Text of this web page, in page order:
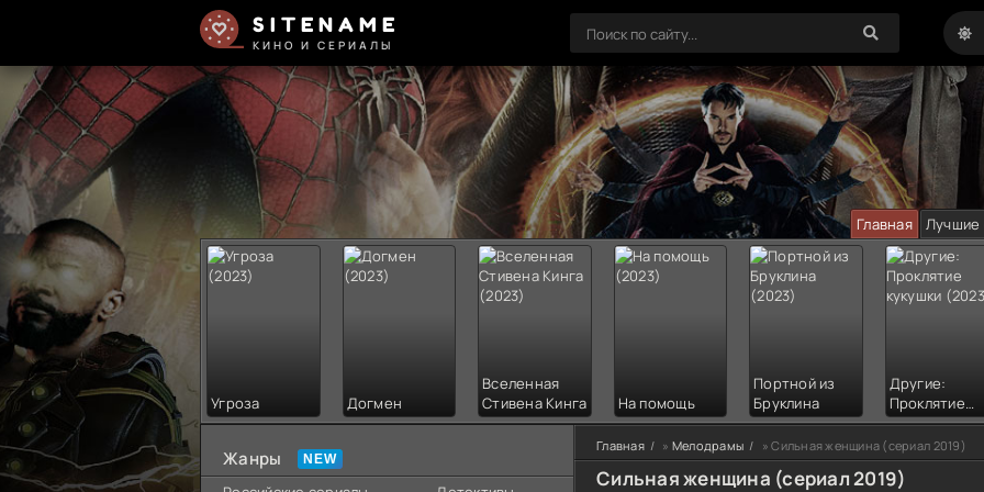
SITENAME
КИНО И СЕРИАЛЫ
Главная Лучшие
Угроза Догмен
Вселенная
Стивена Кинга
На помощь
Портной из
Бруклина
Другие:
Проклятие
кукушки
Жанры
Главная » Мелодрамы » Сильная женщина (сериал 2019)
Сильная женщина (сериал 2019)